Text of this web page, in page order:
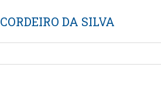
DA SILVA